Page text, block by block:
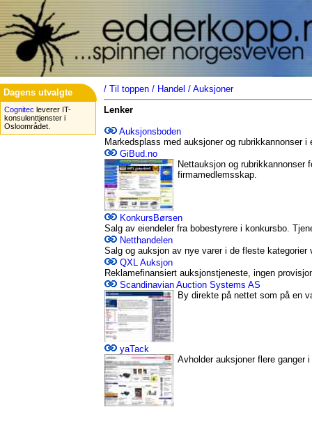
Dagens utvalgte
Cognitec leverer IT-
konsulenttjenster i
Osloområdet.
/ Til toppen / Handel / Auksjoner
Lenker
Auksjonsboden
Markedsplass med auksjoner og rubrikkannonser i
GiBud.no
Nettauksjon og rubrikkannonser
firmamedlemsskap.
KonkursBørsen
Salg av eiendeler fra bobestyrere i konkursbo.
Netthandelen
Salg og auksjon av nye varer i de fleste kategorier
QXL Auksjon
Reklamefinansiert auksjonstjeneste, ingen
Scandinavian Auction Systems AS
By direkte på nettet som på en
yaTack
Avholder auksjoner flere ganger